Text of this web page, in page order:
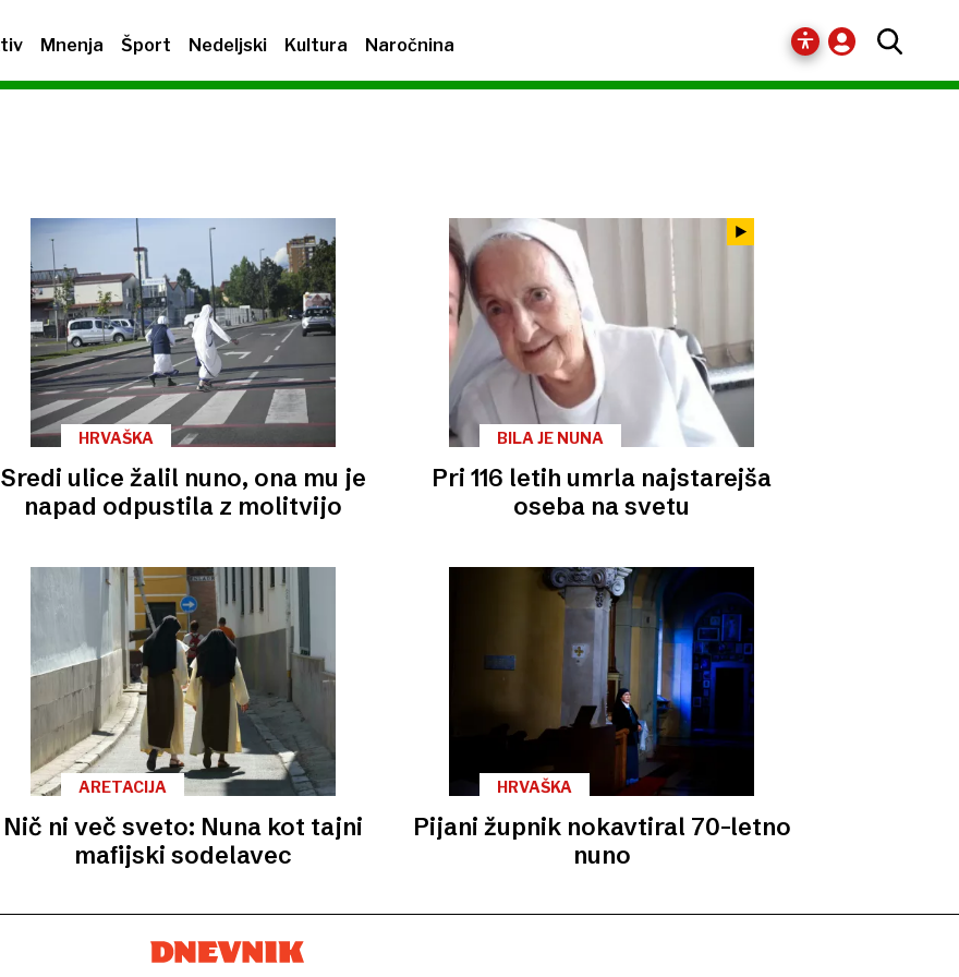
Mnenja Šport Nedeljski Kultura Naročnina
HRVAŠKA
Sredi ulice žalil nuno, ona mu je
napad odpustila z molitvijo
BILA JE NUNA
Pri 116 letih umrla najstarejša
oseba na svetu
ARETACIJA
Nič ni več sveto: Nuna kot tajni
mafijski sodelavec
HRVAŠKA
Pijani župnik nokavtiral 70-letno
nuno